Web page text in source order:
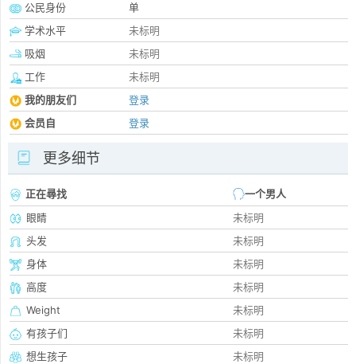
公民身份
单
学术水平
未标明
吸烟
未标明
工作
未标明
我的朋友们
登录
会员自
登录
更多细节
正在尋找
一个男人
眼睛
未标明
头发
未标明
身体
未标明
高度
未标明
Weight
未标明
有孩子们
未标明
想生孩子
未标明